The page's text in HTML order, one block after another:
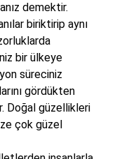
demektir.
biriktirip aynı
bir ülkeye
süreciniz
gördükten
Doğal güzellikleri
çok güzel